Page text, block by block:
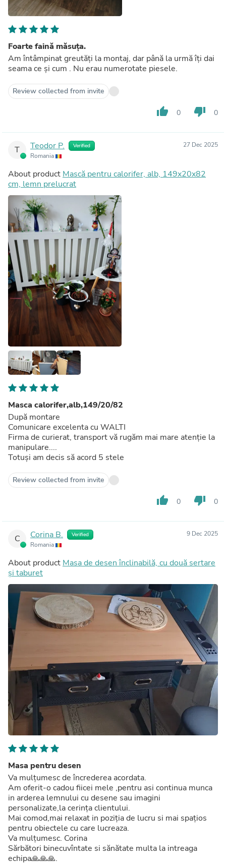
Foarte faină măsuța.
Am întâmpinat greutăți la montaj, dar până la urmă îți dai
seama ce și cum . Nu erau numerotate piesele.
Review collected from invite
thumb_up 0 thumb_down 0
T Teodor P. Verified
Romania
27 Dec 2025
About product Mască pentru calorifer, alb, 149x20x82
cm, lemn prelucrat
Masca calorifer,alb,149/20/82
După montare
Comunicare excelenta cu WALTI
Firma de curierat, transport vă rugăm mai mare atenție la
manipulare....
Totuși am decis să acord 5 stele
Review collected from invite
thumb_up 0 thumb_down 0
C Corina B. Verified
Romania
9 Dec 2025
About product Masa de desen înclinabilă, cu două sertare
și taburet
Masa pentru desen
Va mulțumesc de încrederea acordata.
Am oferit-o cadou fiicei mele ,pentru asi continua munca
in arderea lemnului cu desene sau imagini
personalizate,la cerința clientului.
Mai comod,mai relaxat in poziția de lucru si mai spațios
pentru obiectele cu care lucreaza.
Va mulțumesc. Corina
Sărbători binecuvîntate si sănătate multa la intreaga
echipa🙏🙏🙏.